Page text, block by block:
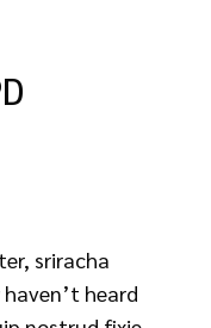
sriracha
heard